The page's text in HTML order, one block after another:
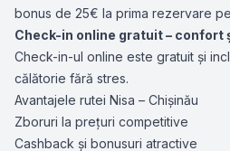
bonus de 25€ la prima rezervare
Check-in online gratuit – confort
Check-in-ul online este gratuit și
călătorie fără stres.
Avantajele rutei Nisa – Chișinău
Zboruri la prețuri competitive
Cashback și bonusuri atractive